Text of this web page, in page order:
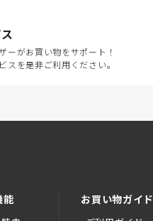
ーがお買い物をサポート！
スを是非ご利用ください。
能 お買い物ガイド